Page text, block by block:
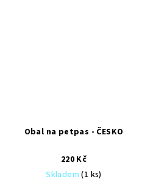
Obal na petpas - ČESKO
220 Kč
Skladem(1 ks)